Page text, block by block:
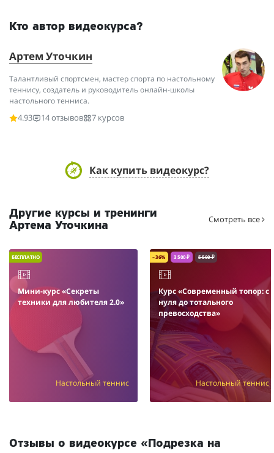
Кто автор видеокурса?
Артем Уточкин
Талантливый спортсмен, мастер спорта по настольному
теннису, создатель и руководитель онлайн-школы
настольного тенниса.
4.93
14 отзывов 7 курсов
Как купить видеокурс?
Другие курсы и тренинги
Артема Уточкина
Смотреть все
БЕСПЛАТНО
Мини-курс «Секреты
техники для любителя 2.0»
Настольный теннис
– 36% 3 500 ₽ 5 500 ₽
Курс «Современный топор: с
нуля до тотального
превосходства»
Настольный теннис
Отзывы о видеокурсе «Подрезка на